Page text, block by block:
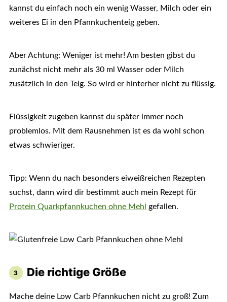
kannst du einfach noch ein wenig Wasser, Milch oder ein
weiteres Ei in den Pfannkuchenteig geben.
Aber Achtung: Weniger ist mehr! Am besten gibst du
zunächst nicht mehr als 30 ml Wasser oder Milch
zusätzlich in den Teig. So wird er hinterher nicht zu flüssig.
Flüssigkeit zugeben kannst du später immer noch
problemlos. Mit dem Rausnehmen ist es da wohl schon
etwas schwieriger.
Tipp: Wenn du nach besonders eiweißreichen Rezepten
suchst, dann wird dir bestimmt auch mein Rezept für
Protein Quarkpfannkuchen ohne Mehl
gefallen.
Die richtige Größe
Mache deine Low Carb Pfannkuchen nicht zu groß! Zum